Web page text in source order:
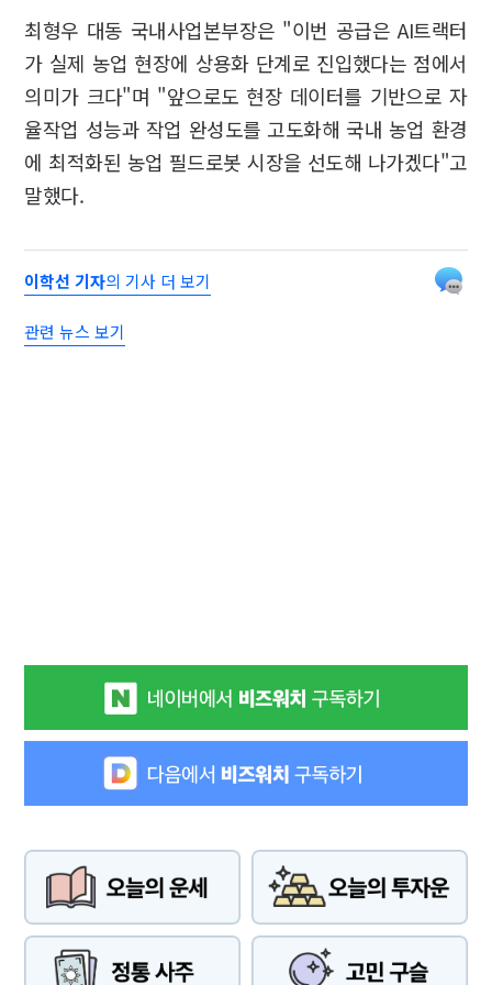
최형우 대동 국내사업본부장은 "이번 공급은 AI트랙터
가 실제 농업 현장에 상용화 단계로 진입했다는 점에서
의미가 크다"며 "앞으로도 현장 데이터를 기반으로 자
율작업 성능과 작업 완성도를 고도화해 국내 농업 환경
에 최적화된 농업 필드로봇 시장을 선도해 나가겠다"고
말했다.
이학선 기자의 기사 더 보기
관련 뉴스 보기